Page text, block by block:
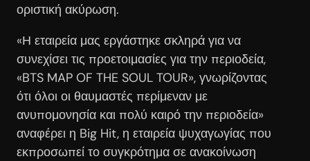
οριστική ακύρωση.
«Η εταιρεία μας εργάστηκε σκληρά για να
συνεχίσει τις προετοιμασίες για την περιοδεία,
«BTS MAP OF THE SOUL TOUR», γνωρίζοντας
ότι όλοι οι θαυμαστές περίμεναν με
ανυπομονησία και πολύ καιρό την περιοδεία»
αναφέρει η Big Hit, η εταιρεία ψυχαγωγίας που
εκπροσωπεί το συγκρότημα σε ανακοίνωση